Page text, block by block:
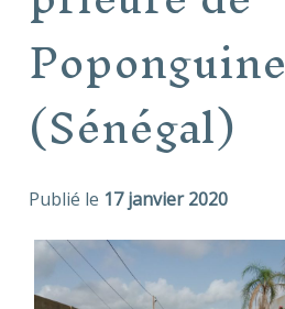
Poponguine
(Sénégal)
Publié le 17 janvier 2020